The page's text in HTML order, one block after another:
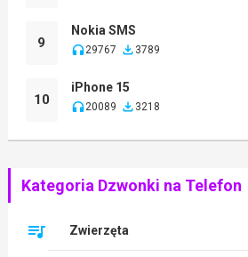
9
Nokia SMS
29767 3789
10
iPhone 15
20089 3218
Kategoria Dzwonki na Telefon
Zwierzęta